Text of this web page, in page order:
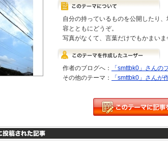
自分の持っているものを公開したり
容とともにどうぞ。
写真がなくて、言葉だけでもかまいま
作者のブログへ：
「smttbk0」さんの
その他のテーマ：
「smttbk0」さんが